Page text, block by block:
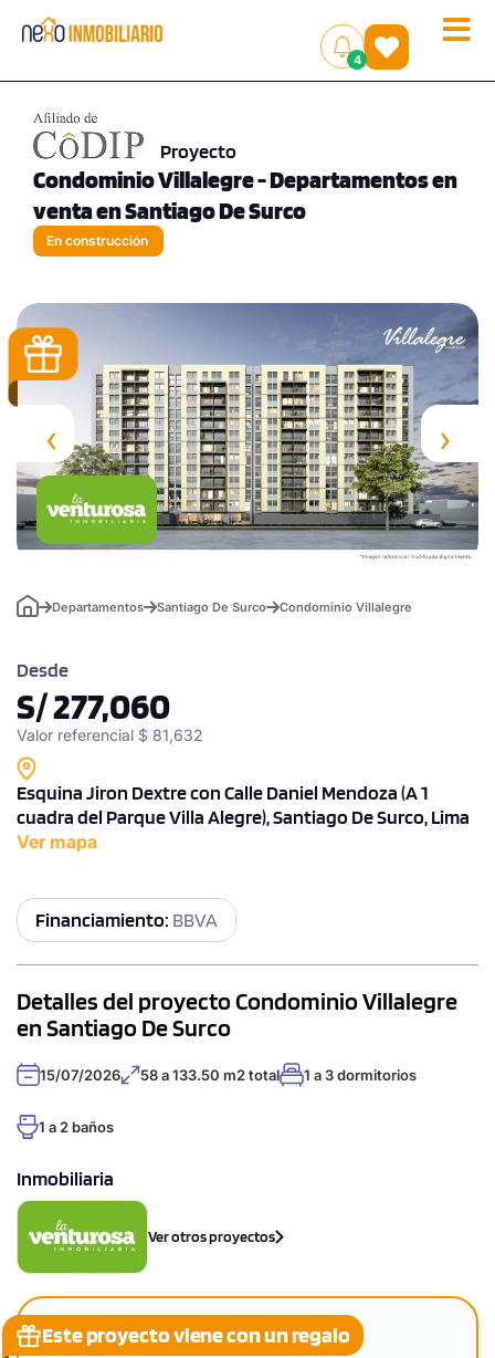
Toggle
4
()
Proyecto
Condominio Villalegre - Departamentos en
venta en Santiago De Surco
En construcción
‹ ›
Departamentos Santiago De Surco Condominio Villalegre
Desde
S/ 277,060
Valor referencial $ 81,632
Esquina Jiron Dextre con Calle Daniel Mendoza (A 1
cuadra del Parque Villa Alegre), Santiago De Surco, Lima
Ver mapa
Financiamiento: BBVA
Detalles del proyecto Condominio Villalegre
en Santiago De Surco
15/07/2026 58 a 133.50 m2 total 1 a 3 dormitorios
1 a 2 baños
Inmobiliaria
Ver otros proyectos
Este proyecto viene con un regalo